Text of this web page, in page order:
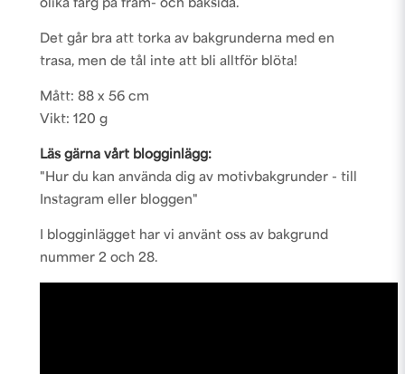
olika färg på fram- och baksida.
Det går bra att torka av bakgrunderna med en
trasa, men de tål inte att bli alltför blöta!
Mått: 88 x 56 cm
Vikt: 120 g
Läs gärna vårt blogginlägg:
"Hur du kan använda dig av motivbakgrunder - till
Instagram eller bloggen"
I blogginlägget har vi använt oss av bakgrund
nummer 2 och 28.